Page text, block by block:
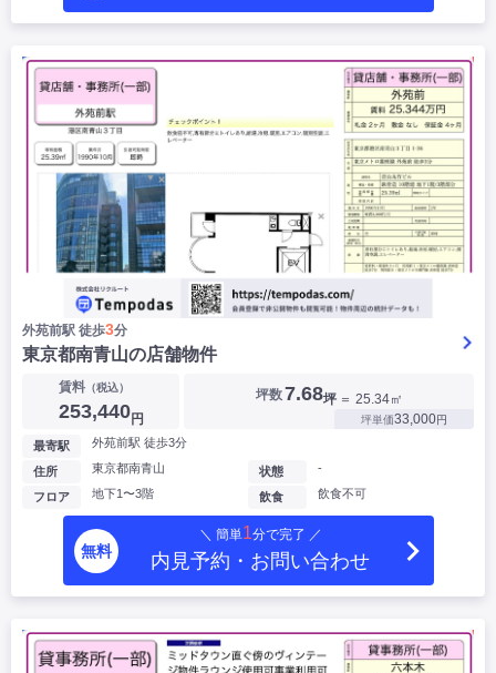
外苑前駅 徒歩3分
東京都南青山の店舗物件
賃料（税込）
253,440円
坪数7.68坪 ＝ 25.34㎡
坪単価33,000円
最寄駅 外苑前駅 徒歩3分
住所 東京都南青山
フロア 地下1〜3階
状態 -
飲食 飲食不可
無料
＼ 簡単1分で完了 ／
内見予約・お問い合わせ